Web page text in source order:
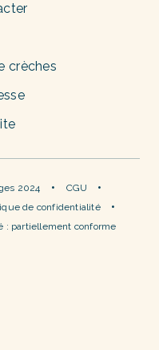
crèches
2024
CGU
de confidentialité
: partiellement conforme